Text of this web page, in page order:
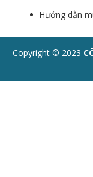
Hướng dẫn
Copyright © 2023